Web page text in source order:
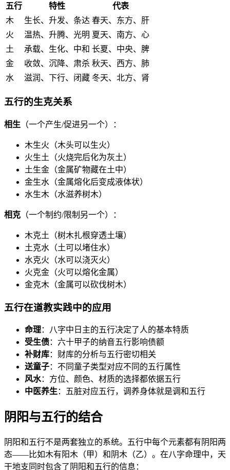
五行 特性
代表
木
生长、升发、条达 春天、东方、肝
火
温热、升腾、光明 夏天、南方、心
土
承载、生化、中和 长夏、中央、脾
金
收敛、沉降、肃杀 秋天、西方、肺
水
滋润、下行、闭藏 冬天、北方、肾
五行的生克关系
相生 （一个产生/促进另一个）：
木生火（木头可以生火）
火生土（火烧完后化为灰土）
土生金（金属矿物藏在土中）
金生水（金属熔化后变成液体状）
水生木（水滋养树木）
相克 （一个制约/限制另一个）：
木克土（树木扎根穿透土壤）
土克水（土可以堵住水）
水克火（水可以浇灭火）
火克金（火可以熔化金属）
金克木（金属可以砍伐树木）
五行在道教实践中的应用
命理：八字中日主的五行决定了人的基本特质
受生债：六十甲子的纳音五行影响债额
补财库：财库的分析与五行密切相关
送童子：不同童子类型对应不同的五行属性
风水：方位、颜色、材质的选择都依据五行
中医养生：五脏对应五行，调养身体就是调和五行
阴阳与五行的结合
阴阳和五行不是两套独立的系统。五行中每个元素都有阴阳两
态——比如木有阳木（甲）和阴木（乙）。在八字命理中，天
干地支同时包含了阴阳和五行的信息：